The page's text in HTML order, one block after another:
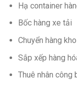
Hạ container
Bốc hàng xe tải
Chuyển hàng
Sắp xếp hàng
Thuê nhân công